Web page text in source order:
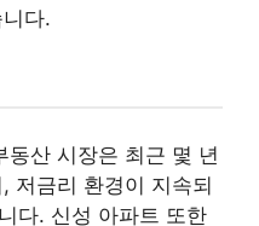
다.
산 시장은 최근 몇 년
저금리 환경이 지속되
다. 신성 아파트 또한